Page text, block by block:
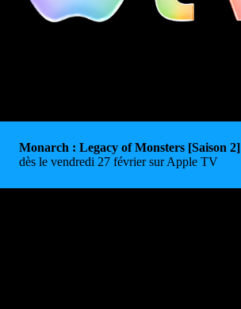
Monarch : Legacy of Monsters [Saison 2]
dès le vendredi 27 février sur Apple TV